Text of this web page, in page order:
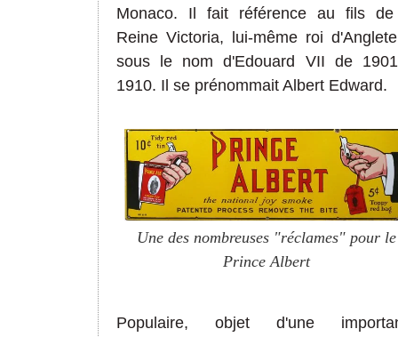
Monaco. Il fait référence au fils
Reine Victoria, lui-même roi
sous le nom d'Edouard VII de
1910. Il se prénommait Albert Edward.
Une des nombreuses "réclames" pour le
Prince Albert
Populaire, objet d'une